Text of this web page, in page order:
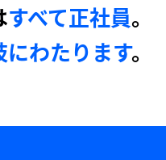
すべて正社員。
にわたります。